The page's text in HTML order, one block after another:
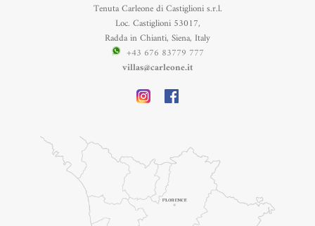
Tenuta Carleone di Castiglioni s.r.l.
Loc. Castiglioni 53017,
Radda in Chianti, Siena, Italy
+43 676 83779 777
villas@carleone.it